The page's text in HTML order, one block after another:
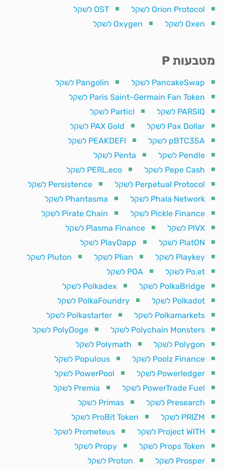
Orion Protocol לשקל
OST לשקל
Oxen לשקל
Oxygen לשקל
מטבעות P
PancakeSwap לשקל
Pangolin לשקל
Paris Saint-Germain Fan Token לשקל
PARSIQ לשקל
Particl לשקל
Pax Dollar לשקל
PAX Gold לשקל
pBTC35A לשקל
PEAKDEFI לשקל
Pendle לשקל
Penta לשקל
Pepe Cash לשקל
PERL.eco לשקל
Perpetual Protocol לשקל
Persistence לשקל
Phala Network לשקל
Phantasma לשקל
Pickle Finance לשקל
Pirate Chain לשקל
PIVX לשקל
Plasma Finance לשקל
PlatON לשקל
PlayDapp לשקל
Playkey לשקל
Plian לשקל
Pluton לשקל
Po.et לשקל
POA לשקל
PolkaBridge לשקל
Polkadex לשקל
Polkadot לשקל
PolkaFoundry לשקל
Polkamarkets לשקל
Polkastarter לשקל
Polychain Monsters לשקל
PolyDoge לשקל
Polygon לשקל
Polymath לשקל
Poolz Finance לשקל
Populous לשקל
Powerledger לשקל
PowerPool לשקל
PowerTrade Fuel לשקל
Premia לשקל
Presearch לשקל
Primas לשקל
PRIZM לשקל
ProBit Token לשקל
Project WITH לשקל
Prometeus לשקל
Props Token לשקל
Propy לשקל
Prosper לשקל
Proton לשקל